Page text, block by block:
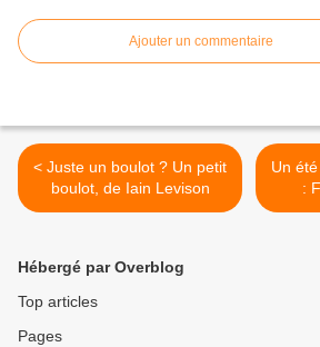
Ajouter un commentaire
< Juste un boulot ? Un petit
boulot, de Iain Levison
Un
Hébergé par Overblog
Top articles
Pages